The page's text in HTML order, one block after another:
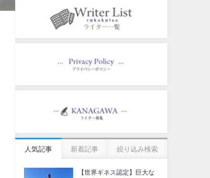
人気記事 新着記事 絞り込み検索
【世界ギネス認定】巨大な